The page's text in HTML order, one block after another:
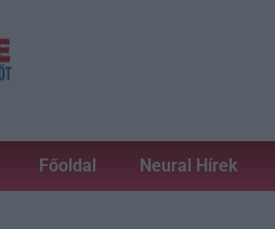
Főoldal Neural Hírek